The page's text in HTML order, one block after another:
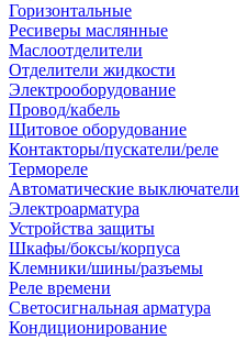
Горизонтальные
Ресиверы маслянные
Маслоотделители
Отделители жидкости
Электрооборудование
Провод/кабель
Щитовое оборудование
Контакторы/пускатели/реле
Термореле
Автоматические выключатели
Электроарматура
Устройства защиты
Шкафы/боксы/корпуса
Клемники/шины/разъемы
Реле времени
Светосигнальная арматура
Кондиционирование